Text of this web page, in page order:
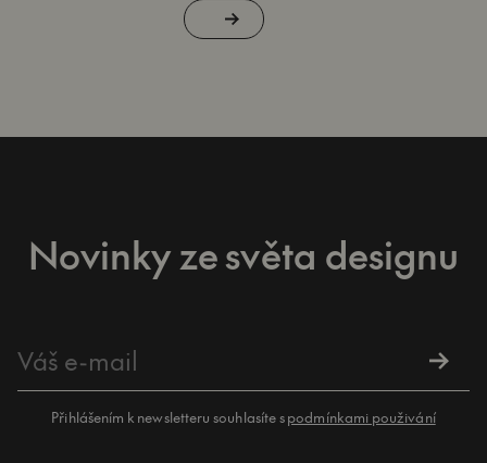
Novinky ze světa designu
Přihlášením k newsletteru souhlasíte spodmínkami použivání